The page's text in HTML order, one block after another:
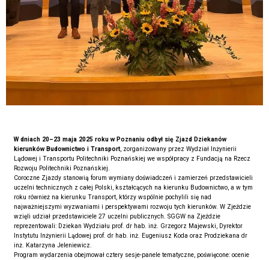
W dniach 20–23 maja 2025 roku w Poznaniu odbył się Zjazd Dziekanów
kierunków Budownictwo i Transport, zorganizowany przez Wydział Inżynierii
Lądowej i Transportu Politechniki Poznańskiej we współpracy z Fundacją na Rzecz
Rozwoju Politechniki Poznańskiej.
Coroczne Zjazdy stanowią forum wymiany doświadczeń i zamierzeń przedstawicieli
uczelni technicznych z całej Polski, kształcących na kierunku Budownictwo, a w tym
roku również na kierunku Transport, którzy wspólnie pochylili się nad
najważniejszymi wyzwaniami i perspektywami rozwoju tych kierunków. W Zjeździe
wzięli udział przedstawiciele 27 uczelni publicznych. SGGW na Zjeździe
reprezentowali: Dziekan Wydziału prof. dr hab. inż. Grzegorz Majewski, Dyrektor
Instytutu Inżynierii Lądowej prof. dr hab. inż. Eugeniusz Koda oraz Prodziekana dr
inż. Katarzyna Jeleniewicz.
Program wydarzenia obejmował cztery sesje-panele tematyczne, poświęcone: ocenie